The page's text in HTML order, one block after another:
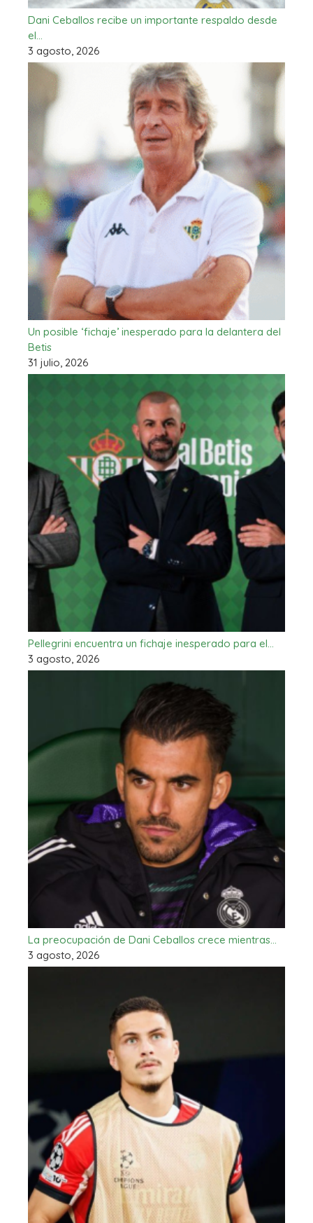
Dani Ceballos recibe un importante respaldo desde
el…
3 agosto, 2026
Un posible ‘fichaje’ inesperado para la delantera del
Betis
31 julio, 2026
Pellegrini encuentra un fichaje inesperado para el…
3 agosto, 2026
La preocupación de Dani Ceballos crece mientras…
3 agosto, 2026